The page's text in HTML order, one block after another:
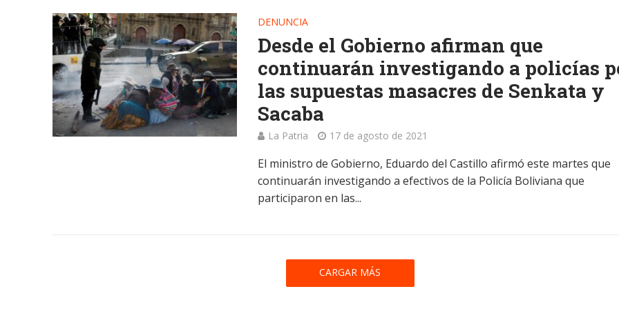
DENUNCIA
Desde el Gobierno afirman que
continuarán investigando a policías
las supuestas masacres de Senkata y
Sacaba
La Patria 17 de agosto de 2021
El ministro de Gobierno, Eduardo del Castillo afirmó este martes que
continuarán investigando a efectivos de la Policía Boliviana que
participaron en las...
CARGAR MÁS